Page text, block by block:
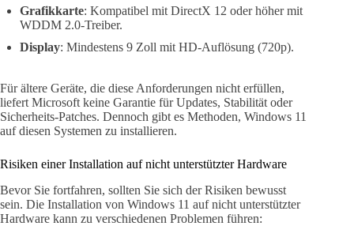
Grafikkarte: Kompatibel mit DirectX 12 oder höher mit
WDDM 2.0-Treiber.
Display: Mindestens 9 Zoll mit HD-Auflösung (720p).
Für ältere Geräte, die diese Anforderungen nicht erfüllen,
liefert Microsoft keine Garantie für Updates, Stabilität oder
Sicherheits-Patches. Dennoch gibt es Methoden, Windows 11
auf diesen Systemen zu installieren.
Risiken einer Installation auf nicht unterstützter Hardware
Bevor Sie fortfahren, sollten Sie sich der Risiken bewusst
sein. Die Installation von Windows 11 auf nicht unterstützter
Hardware kann zu verschiedenen Problemen führen: